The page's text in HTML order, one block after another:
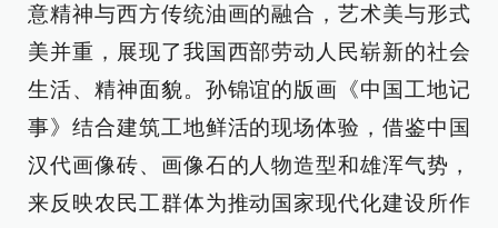
意精神与西方传统油画的融合，艺术美与形式
美并重，展现了我国西部劳动人民崭新的社会
生活、精神面貌。孙锦谊的版画《中国工地记
事》结合建筑工地鲜活的现场体验，借鉴中国
汉代画像砖、画像石的人物造型和雄浑气势，
来反映农民工群体为推动国家现代化建设所作